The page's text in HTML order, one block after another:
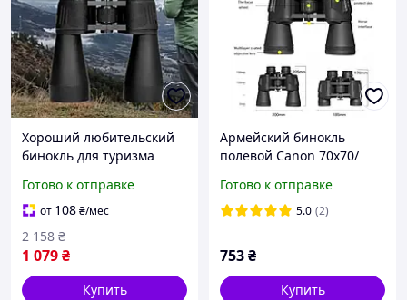
Хороший любительский
бинокль для туризма
путешествий
противоударный 90х60
Бинокли армейские
Готово к отправке
от 108₴/мес
1 079₴
2 158 ₴
Купить
Армейский бинокль
полевой Canon 70х70/
охоты/
Водонепроницаемый
Готово к отправке
5.0 (2)
753₴
Купить